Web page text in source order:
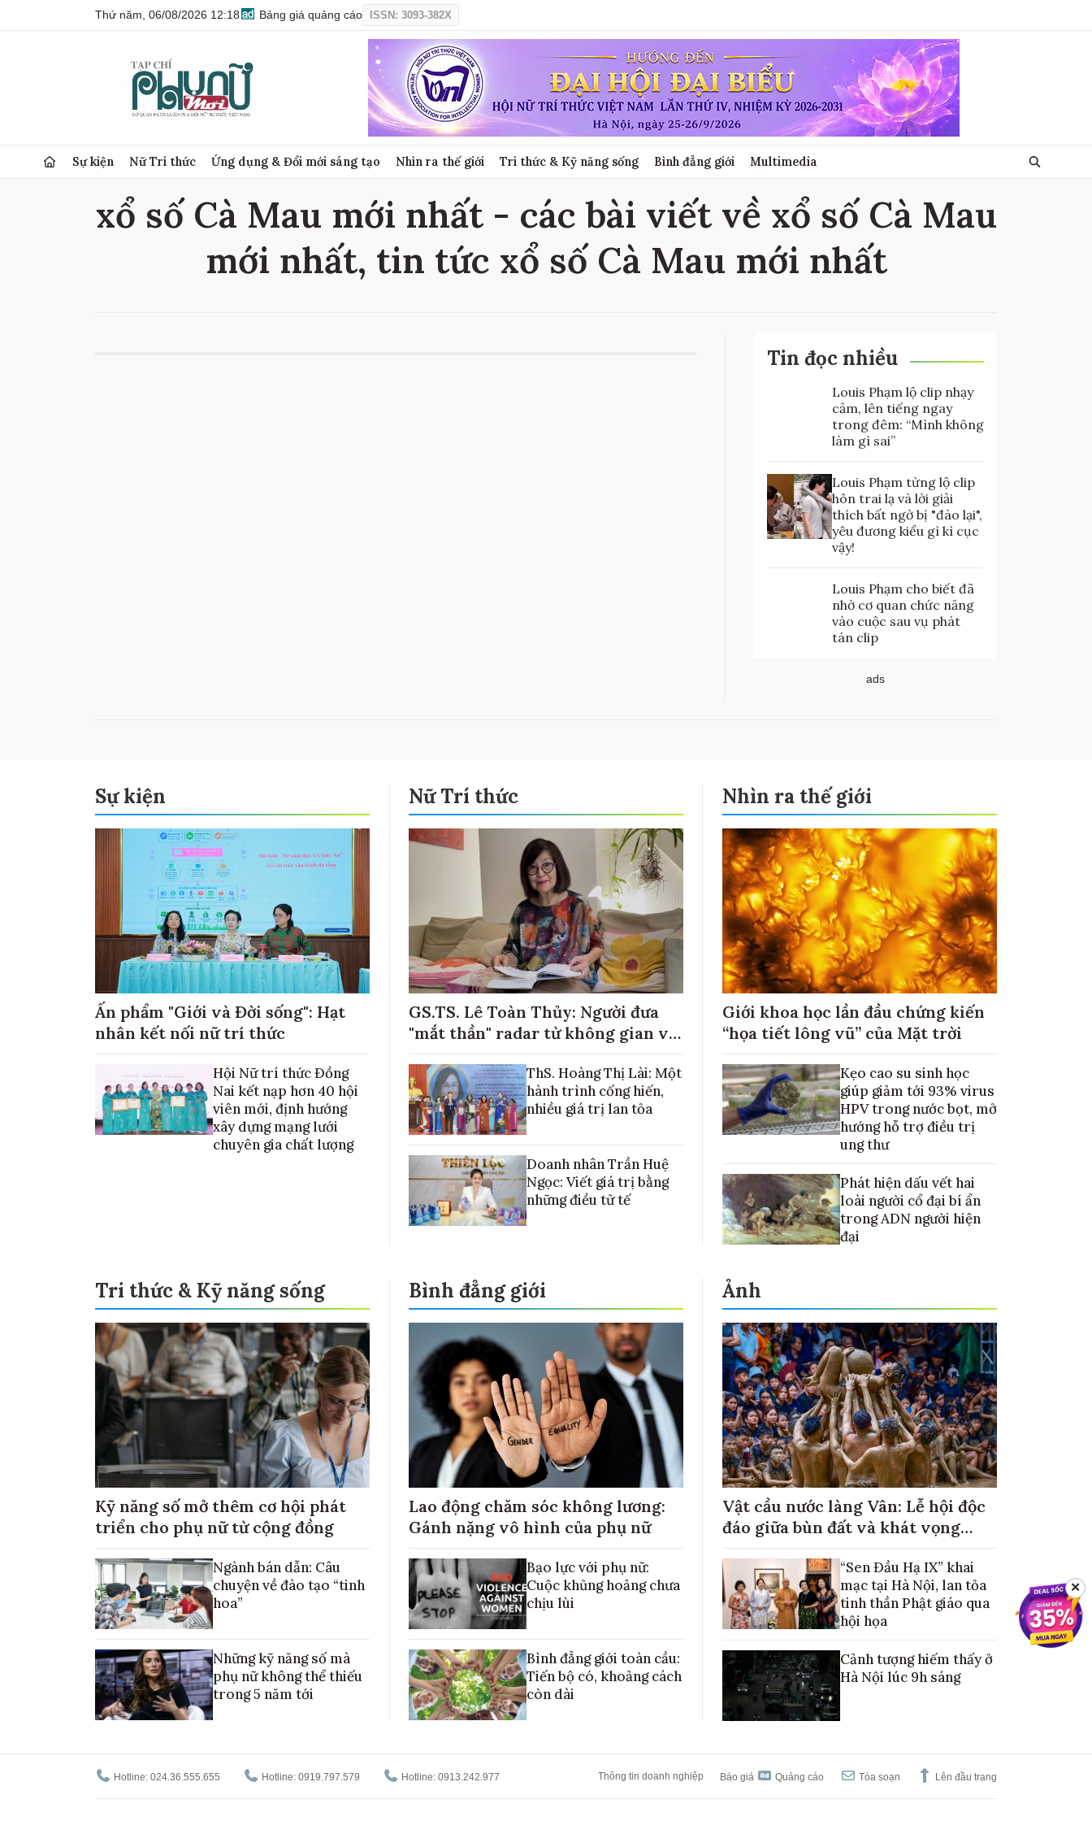
Thứ năm, 06/08/2026 12:18 Bảng giá quảng cáo ISSN: 3093-382X
Sự kiện Nữ Trí thức Ứng dụng & Đổi mới sáng tạo Nhìn ra thế giới Tri thức & Kỹ năng sống Bình đẳng giới Multimedia
xổ số Cà Mau mới nhất - các bài viết về xổ số Cà Mau
mới nhất, tin tức xổ số Cà Mau mới nhất
Tin đọc nhiều
Louis Phạm lộ clip nhạy
cảm, lên tiếng ngay
trong đêm: “Mình không
làm gì sai”
Louis Phạm từng lộ clip
hôn trai lạ và lời giải
thích bất ngờ bị "đào lại",
yêu đương kiểu gì kì cục
vậy!
Louis Phạm cho biết đã
nhờ cơ quan chức năng
vào cuộc sau vụ phát
tán clip
ads
Sự kiện
Ấn phẩm "Giới và Đời sống": Hạt
nhân kết nối nữ trí thức
Hội Nữ trí thức Đồng
Nai kết nạp hơn 40 hội
viên mới, định hướng
xây dựng mạng lưới
chuyên gia chất lượng
Nữ Trí thức
GS.TS. Lê Toàn Thủy: Người đưa
"mắt thần" radar từ không gian về
ThS. Hoàng Thị Lài: Một
hành trình cống hiến,
nhiều giá trị lan tỏa
Doanh nhân Trần Huệ
Ngọc: Viết giá trị bằng
những điều tử tế
Nhìn ra thế giới
Giới khoa học lần đầu chứng kiến
“họa tiết lông vũ” của Mặt trời
Kẹo cao su sinh học
giúp giảm tới 93% virus
HPV trong nước bọt, mở
hướng hỗ trợ điều trị
ung thư
Phát hiện dấu vết hai
loài người cổ đại bí ẩn
trong ADN người hiện
đại
Tri thức & Kỹ năng sống
Kỹ năng số mở thêm cơ hội phát
triển cho phụ nữ từ cộng đồng
Ngành bán dẫn: Câu
chuyện về đào tạo “tinh
hoa”
Những kỹ năng số mà
phụ nữ không thể thiếu
trong 5 năm tới
Bình đẳng giới
Lao động chăm sóc không lương:
Gánh nặng vô hình của phụ nữ
Bạo lực với phụ nữ:
Cuộc khủng hoảng chưa
chịu lùi
Bình đẳng giới toàn cầu:
Tiến bộ có, khoảng cách
còn dài
Ảnh
Vật cầu nước làng Vân: Lễ hội độc
đáo giữa bùn đất và khát vọng
“Sen Đầu Hạ IX” khai
mạc tại Hà Nội, lan tỏa
tinh thần Phật giáo qua
hội họa
Cảnh tượng hiếm thấy ở
Hà Nội lúc 9h sáng
Hotline: 024.36.555.655 Hotline: 0919.797.579 Hotline: 0913.242.977 Thông tin doanh nghiệp Báo giá Quảng cáo Tòa soạn Lên đầu trang
✕